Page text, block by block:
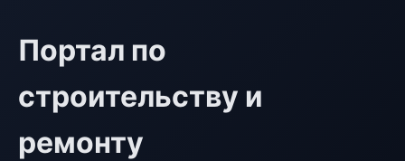
Портал по
строительству и
ремонту